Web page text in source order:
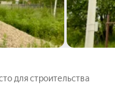
для строительства